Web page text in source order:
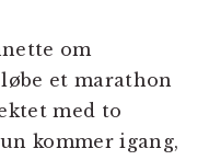
om
et marathon
med to
kommer igang,